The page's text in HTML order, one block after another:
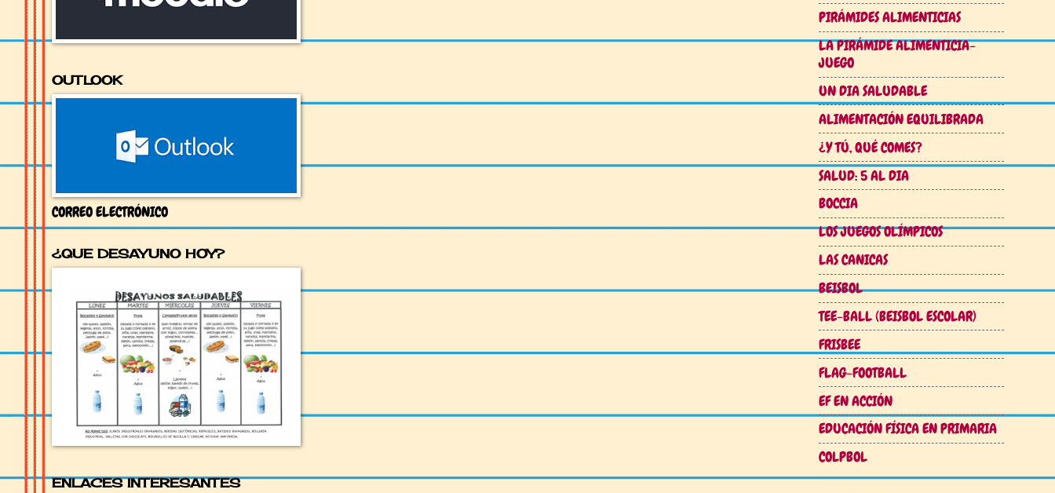
OUTLOOK
CORREO ELECTRÓNICO
¿QUE DESAYUNO HOY?
ENLACES INTERESANTES
PIRÁMIDES ALIMENTICIAS
LA PIRÁMIDE ALIMENTICIA-
JUEGO
UN DIA SALUDABLE
ALIMENTACIÓN EQUILIBRADA
¿Y TÚ, QUÉ COMES?
SALUD: 5 AL DIA
BOCCIA
LOS JUEGOS OLÍMPICOS
LAS CANICAS
BEISBOL
TEE-BALL (BEISBOL ESCOLAR)
FRISBEE
FLAG-FOOTBALL
EF EN ACCIÓN
EDUCACIÓN FÍSICA EN PRIMARIA
COLPBOL